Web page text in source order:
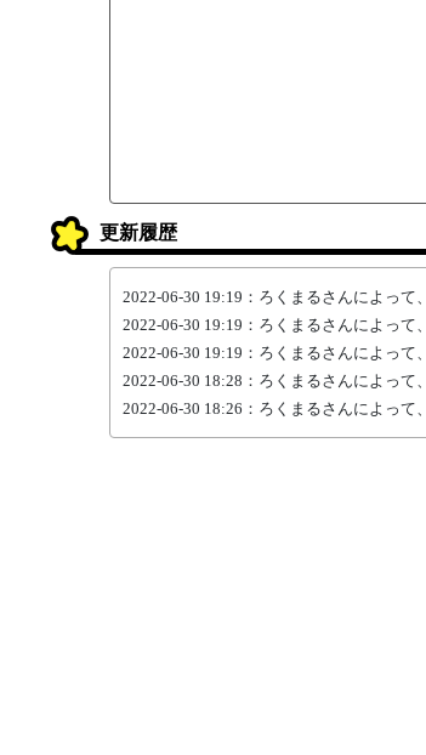
更新履歴
2022-06-30 19:19：ろくまるさんによって
2022-06-30 19:19：ろくまるさんによって
2022-06-30 19:19：ろくまるさんによって
2022-06-30 18:28：ろくまるさんによって
2022-06-30 18:26：ろくまるさんによって